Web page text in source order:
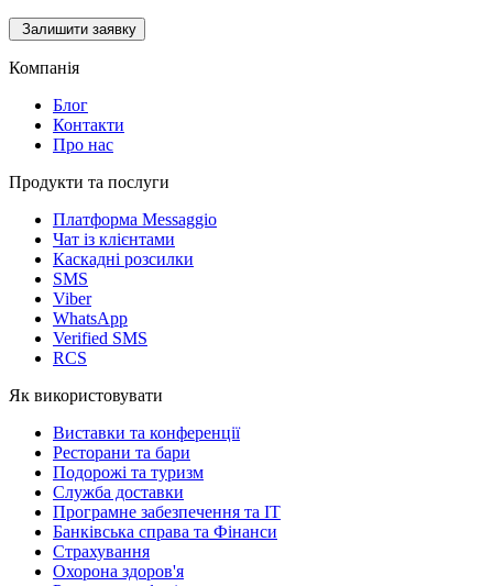
Залишити заявку
Компанія
Блог
Контакти
Про нас
Продукти та послуги
Платформа Messaggio
Чат із клієнтами
Каскадні розсилки
SMS
Viber
WhatsApp
Verified SMS
RCS
Як використовувати
Виставки та конференції
Ресторани та бари
Подорожі та туризм
Служба доставки
Програмне забезпечення та IT
Банківська справа та Фінанси
Страхування
Охорона здоров'я